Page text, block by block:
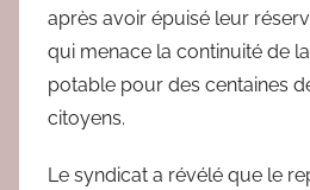
après avoir épuisé leur
qui menace la continuité de
potable pour des centaines
citoyens.
Le syndicat a révélé que le